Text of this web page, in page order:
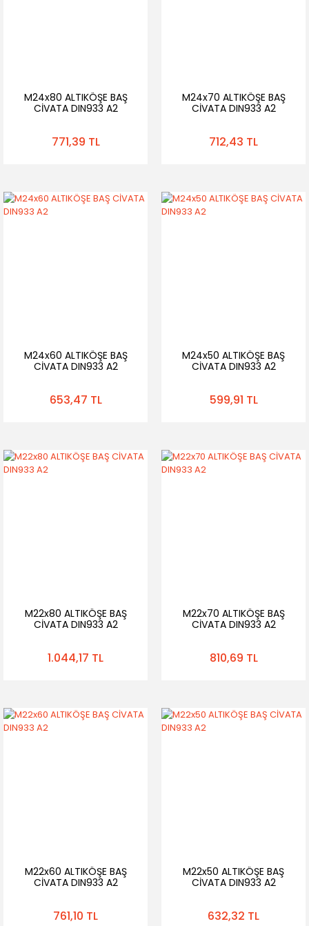
M24x80 ALTIKÖŞE BAŞ
CİVATA DIN933 A2
771,39 TL
M24x70 ALTIKÖŞE BAŞ
CİVATA DIN933 A2
712,43 TL
M24x60 ALTIKÖŞE BAŞ
CİVATA DIN933 A2
653,47 TL
M24x50 ALTIKÖŞE BAŞ
CİVATA DIN933 A2
599,91 TL
M22x80 ALTIKÖŞE BAŞ
CİVATA DIN933 A2
1.044,17 TL
M22x70 ALTIKÖŞE BAŞ
CİVATA DIN933 A2
810,69 TL
M22x60 ALTIKÖŞE BAŞ
CİVATA DIN933 A2
761,10 TL
M22x50 ALTIKÖŞE BAŞ
CİVATA DIN933 A2
632,32 TL